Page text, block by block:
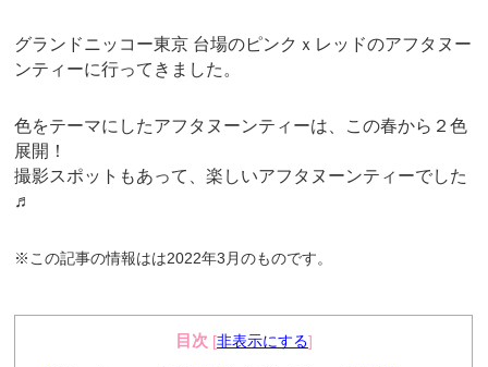
グランドニッコー東京 台場のピンクｘレッドのアフタヌー
ンティーに行ってきました。
色をテーマにしたアフタヌーンティーは、この春から２色
展開！
撮影スポットもあって、楽しいアフタヌーンティーでした
♬
※この記事の情報はは2022年3月のものです。
目次 [非表示にする]